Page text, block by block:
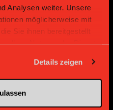
Analysen weiter. Unsere
möglicherweise mit
Sie ihnen bereitgestellt
Details zeigen